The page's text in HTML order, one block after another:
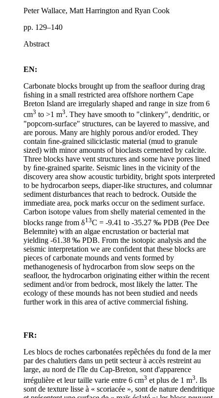
Peter Wallace, Matt Harrington and Ryan Cook
pp. 129–140
Abstract
EN:
Carbonate blocks brought up from the seaﬂoor during drag
ﬁshing in a small restricted area offshore northern Cape
Breton Island are irregularly shaped and range in size from 6
cm3 to >1 m3. They have smooth to "clinkery", dendritic, or
"popcorn-surface" structures, can be layered to massive, and
are porous. Many are highly porous and/or eroded. They
contain ﬁne-grained siliciclastic material (mud to granule
sized) with minor amounts of bioclasts cemented by calcite.
Three blocks have vent structures and some have pores lined
by ﬁne-grained sparite. Seismic lines in the vicinity of the
discovery area show acoustic turbidity, bright spots interpreted
to be hydrocarbon seeps, diaper-like structures, and columnar
sediment disturbances that reach to bedrock. Outside the
immediate area, pock marks occur on the sediment surface.
Carbon isotope values from shelly material cemented in the
blocks range from δ13C = -9.41 to -35.27 ‰ PDB (Pee Dee
Belemnite) with an algae encrustation or bacterial mat
yielding -61.38 ‰ PDB. From the isotopic analysis and the
seismic interpretation we are conﬁdent that these blocks are
pieces of carbonate mounds and vents formed by
methanogenesis of hydrocarbon from slow seeps on the
seaﬂoor, the hydrocarbon originating either within the recent
sediment and/or from bedrock, most likely the latter. The
ecology of these mounds has not been studied and needs
further work in this area of active commercial ﬁshing.
FR:
Les blocs de roches carbonatées repêchées du fond de la mer
par des chalutiers dans un petit secteur à accès restreint au
large, au nord de l'île du Cap-Breton, sont d'apparence
irrégulière et leur taille varie entre 6 cm3 et plus de 1 m3. Ils
sont de texture lisse à « scoriacée », sont de nature dendritique